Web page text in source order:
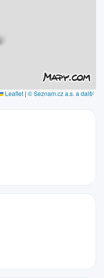
Leaflet | © Seznam.cz a.s. a další